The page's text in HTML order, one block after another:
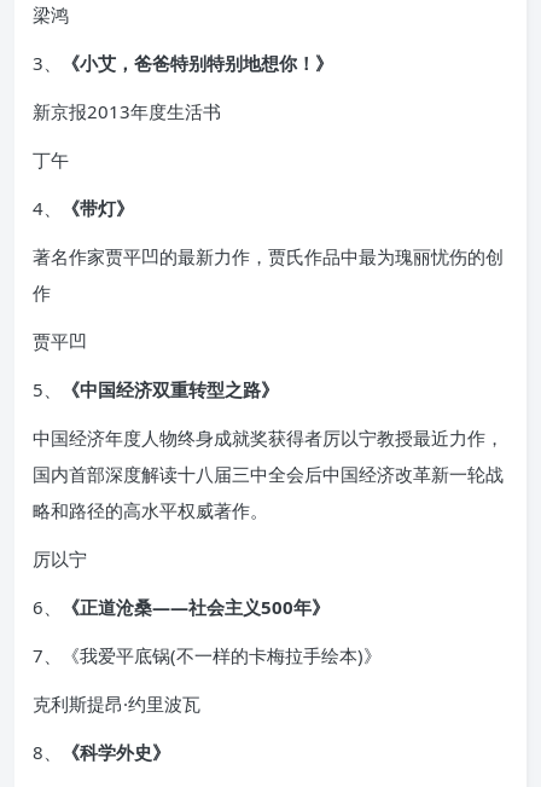
梁鸿
3、
《小艾，爸爸特别特别地想你！》
新京报2013年度生活书
丁午
4、
《带灯》
著名作家贾平凹的最新力作，贾氏作品中最为瑰丽忧伤的创
作
贾平凹
5、
《中国经济双重转型之路》
中国经济年度人物终身成就奖获得者厉以宁教授最近力作，
国内首部深度解读十八届三中全会后中国经济改革新一轮战
略和路径的高水平权威著作。
厉以宁
6、
《正道沧桑——社会主义500年》
7、《我爱平底锅(不一样的卡梅拉手绘本)》
克利斯提昂·约里波瓦
8、
《科学外史》